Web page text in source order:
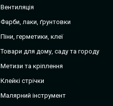
Вентиляція
Фарби, лаки, ґрунтовки
Піни, герметики, клеї
Товари для дому, саду та городу
Метизи та кріплення
Клейкі стрічки
Малярний інструмент